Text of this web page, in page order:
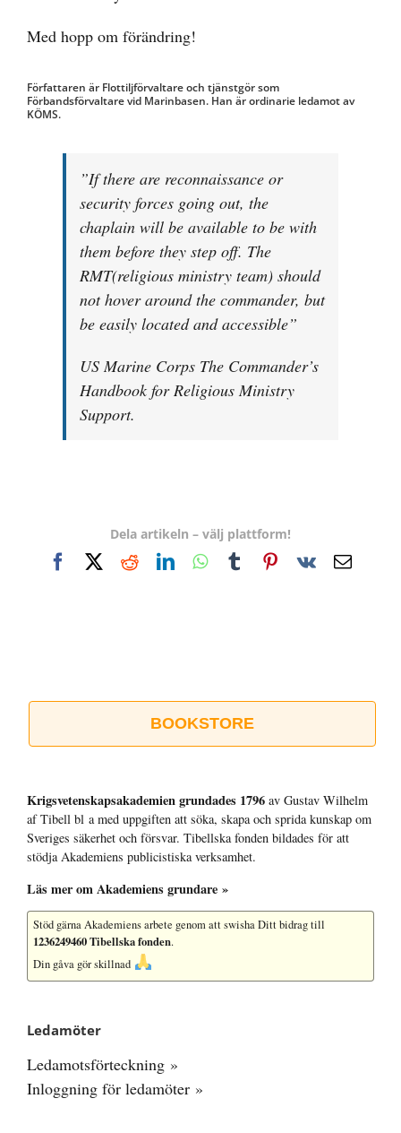
Med hopp om förändring!
Författaren är Flottiljförvaltare och tjänstgör som
Förbandsförvaltare vid Marinbasen. Han är ordinarie ledamot av
KÖMS.
”If there are reconnaissance or
security forces going out, the
chaplain will be available to be with
them before they step off. The
RMT(religious ministry team) should
not hover around the commander, but
be easily located and accessible”
US Marine Corps The Commander’s
Handbook for Religious Ministry
Support.
Dela artikeln – välj plattform!
FacebookRedditLinkedInWhatsApp
TumblrPinterest
Vk
E-
BOOKSTORE
Krigsvetenskap­sakademien grundades 1796 av Gustav Wilhelm
af Tibell bl a med uppgiften att söka, skapa och sprida kunskap om
Sveriges säkerhet och försvar. Tibellska fonden bildades för att
stödja Akademiens publicistiska verksamhet.
Läs mer om Akademiens grundare »
Stöd gärna Akademiens arbete genom att swisha Ditt bidrag till
1236249460 Tibellska fonden.
Din gåva gör skillnad
Ledamöter
Ledamotsförteckning »
Inloggning för ledamöter »